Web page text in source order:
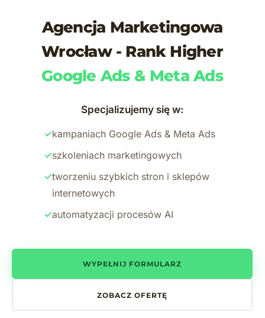
Agencja Marketingowa
Wrocław - Rank Higher
Google Ads & Meta Ads
Specjalizujemy się w:
✓kampaniach Google Ads & Meta Ads
✓szkoleniach marketingowych
✓tworzeniu szybkich stron i sklepów
internetowych
✓automatyzacji procesów AI
WYPEŁNIJ FORMULARZ
ZOBACZ OFERTĘ